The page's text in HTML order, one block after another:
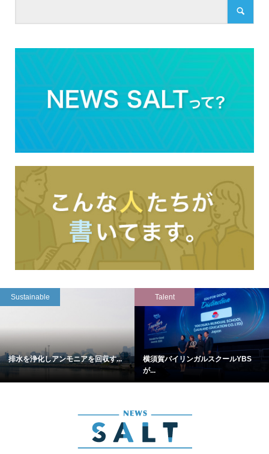
Sustainable
排水を浄化しアンモニアを回収す...
Talent
横須賀バイリンガルスクールYBS
が...